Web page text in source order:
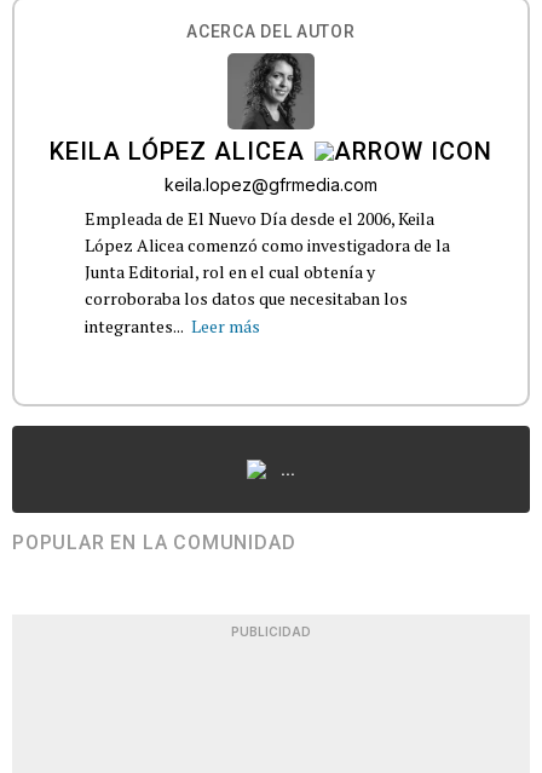
ACERCA DEL AUTOR
KEILA LÓPEZ ALICEA
keila.lopez@gfrmedia.com
Empleada de El Nuevo Día desde el 2006, Keila
López Alicea comenzó como investigadora de la
Junta Editorial, rol en el cual obtenía y
corroboraba los datos que necesitaban los
integrantes... Leer más
...
POPULAR EN LA COMUNIDAD
PUBLICIDAD